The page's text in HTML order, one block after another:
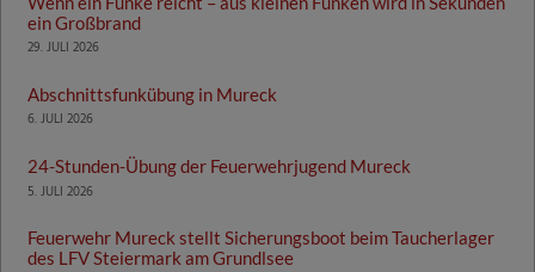
ein Großbrand
29. JULI 2026
Abschnittsfunkübung in Mureck
6. JULI 2026
24-Stunden-Übung der Feuerwehrjugend Mureck
5. JULI 2026
Feuerwehr Mureck stellt Sicherungsboot beim Taucherlager
des LFV Steiermark am Grundlsee